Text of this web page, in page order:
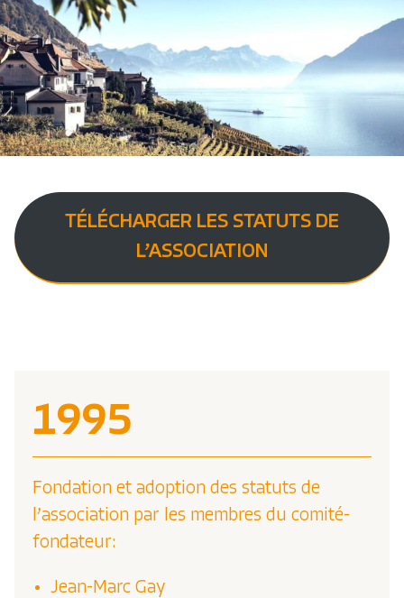
TÉLÉCHARGER LES STATUTS DE
L’ASSOCIATION
1995
Fondation et adoption des statuts de
l’association par les membres du comité-
fondateur:
Jean-Marc Gay